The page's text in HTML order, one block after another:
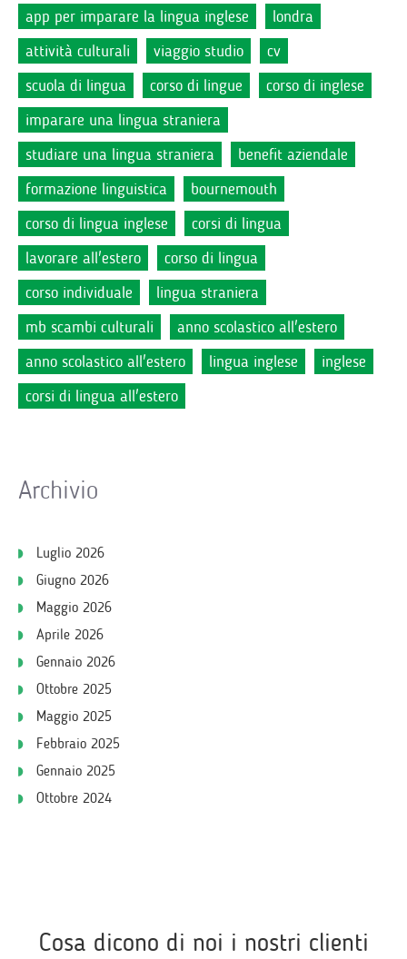
app per imparare la lingua inglese
londra
attività culturali
viaggio studio
cv
scuola di lingua
corso di lingue
corso di inglese
imparare una lingua straniera
studiare una lingua straniera
benefit aziendale
formazione linguistica
bournemouth
corso di lingua inglese
corsi di lingua
lavorare all'estero
corso di lingua
corso individuale
lingua straniera
mb scambi culturali
anno scolastico all'estero
anno scolastico all'estero
lingua inglese
inglese
corsi di lingua all'estero
Archivio
Luglio 2026
Giugno 2026
Maggio 2026
Aprile 2026
Gennaio 2026
Ottobre 2025
Maggio 2025
Febbraio 2025
Gennaio 2025
Ottobre 2024
Cosa dicono di noi i nostri clienti